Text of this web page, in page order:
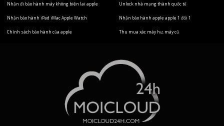
Nhận đi bảo hành máy không biên lai apple
Nhận bảo hành iPad iMac Apple Watch
Chính sách bảo hành của apple
Unlock nhà mạng thành quốc tế
Nhận bảo hành apple apple 1 đổi 1
Thu mua xác máy hư, máy cũ